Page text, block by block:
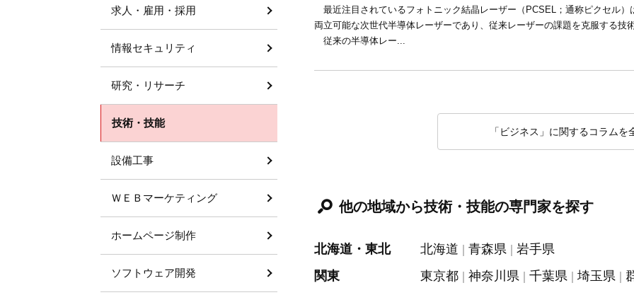
最近注目されているフォトニック結晶レーザー（PCSEL；通称ピクセル）
両立可能な次世代半導体レーザーであり、従来レーザーの課題を克服する技
従来の半導体レー...
「ビジネス」に関するコラムを
他の地域から技術・技能の専門家を探す
北海道・東北 北海道 青森県
岩手県
関東
東京都 神奈川県 千葉県 埼玉県
求人・雇用・採用
情報セキュリティ
研究・リサーチ
技術・技能
設備工事
ＷＥＢマーケティング
ホームページ制作
ソフトウェア開発